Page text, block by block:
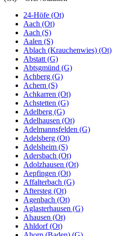
24-Höfe (Ot)
Aach (Ot)
Aach (S)
Aalen (S)
Ablach (Krauchenwies) (Ot)
Abstatt (G)
Abtsgmünd (G)
Achberg (G)
Achern (S)
Achkarren (Ot)
Achstetten (G)
Adelberg (G)
Adelhausen (Ot)
Adelmannsfelden (G)
Adelsberg (Ot)
Adelsheim (S)
Adersbach (Ot)
Adolzhausen (Ot)
Aepfingen (Ot)
Affalterbach (G)
Aftersteg (Ot)
Agenbach (Ot)
Aglasterhausen (G)
Ahausen (Ot)
Ahldorf (Ot)